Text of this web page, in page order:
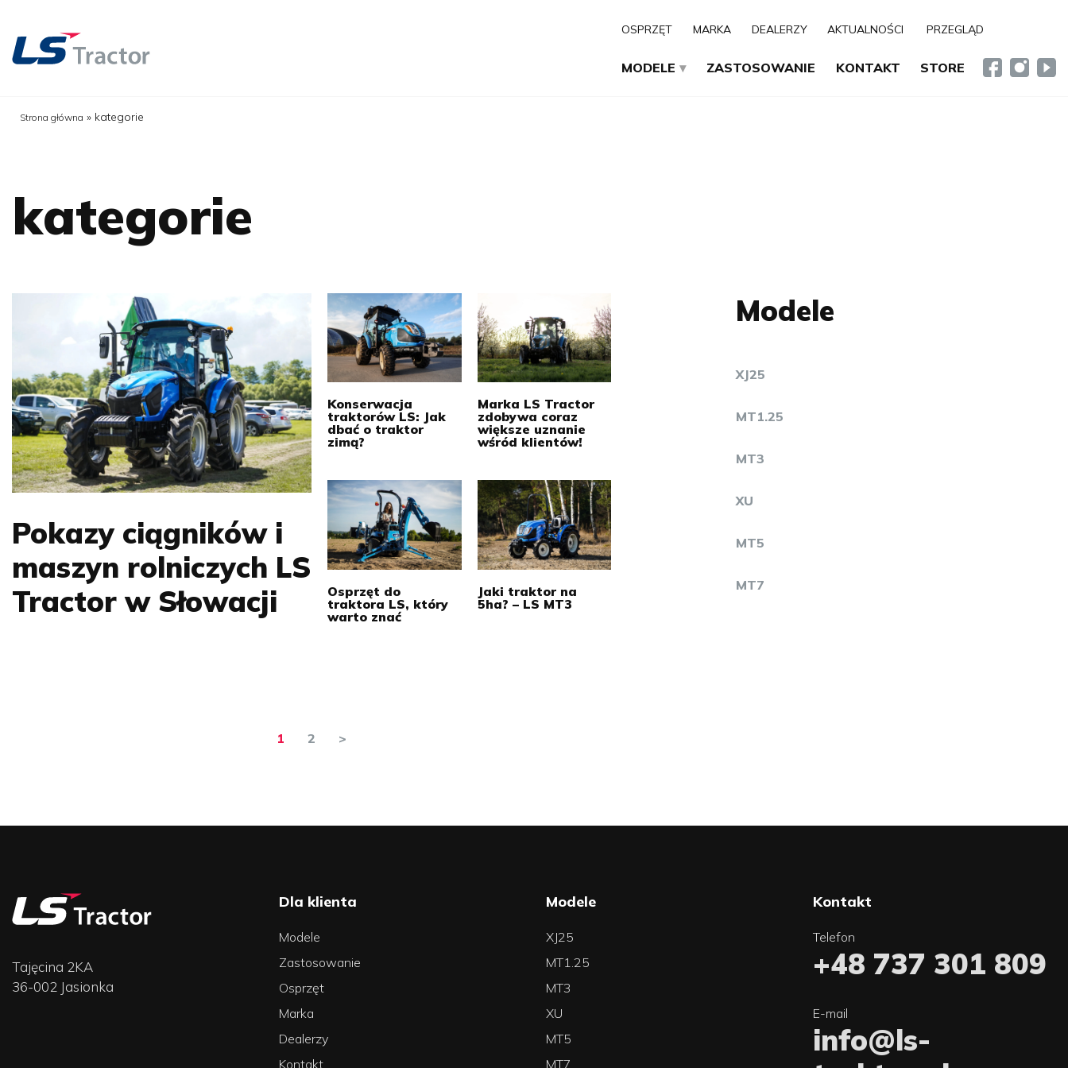
OSPRZĘT MARKA DEALERZY AKTUALNOŚCI PRZEGLĄD
MODELE ZASTOSOWANIE KONTAKT STORE
Strona główna » kategorie
kategorie
Pokazy ciągników i
maszyn rolniczych LS
Tractor w Słowacji
Konserwacja
traktorów LS: Jak
dbać o traktor
zimą?
Marka LS Tractor
zdobywa coraz
większe uznanie
wśród klientów!
Osprzęt do
traktora LS, który
warto znać
Jaki traktor na
5ha? – LS MT3
1 2 >
Modele
XJ25
MT1.25
MT3
XU
MT5
MT7
Tajęcina 2KA
36-002 Jasionka
Dla klienta
Modele
Zastosowanie
Osprzęt
Marka
Dealerzy
Kontakt
Modele
XJ25
MT1.25
MT3
XU
MT5
MT7
Kontakt
Telefon
+48 737 301 809
E-mail
info@ls-